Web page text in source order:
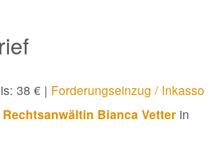
38 € | Forderungseinzug / Inkasso
Rechtsanwältin Bianca Vetterin